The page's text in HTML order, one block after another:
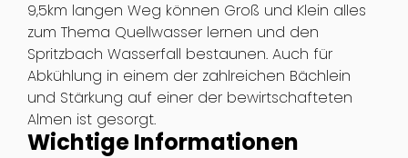
9,5km langen Weg können Groß und Klein alles
zum Thema Quellwasser lernen und den
Spritzbach Wasserfall bestaunen. Auch für
Abkühlung in einem der zahlreichen Bächlein
und Stärkung auf einer der bewirtschafteten
Almen ist gesorgt.
Wichtige Informationen